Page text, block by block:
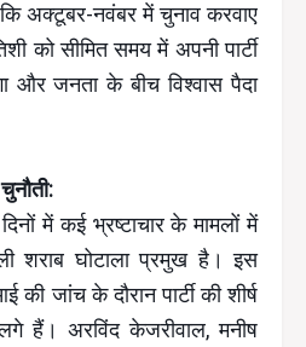
अक्टूबर-नवंबर में चुनाव करवाए
को सीमित समय में अपनी पार्टी
और जनता के बीच विश्वास पैदा
में कई भ्रष्टाचार के मामलों में
शराब घोटाला प्रमुख है। इस
जांच के दौरान पार्टी की शीर्ष
हैं। अरविंद केजरीवाल, मनीष